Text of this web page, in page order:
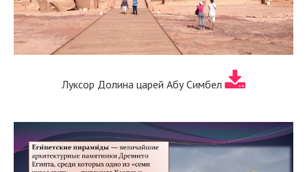
Луксор Долина царей Абу Симбел